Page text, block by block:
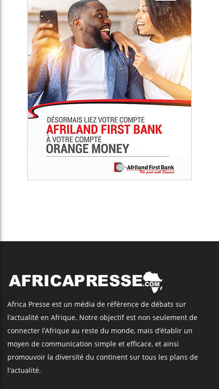
Africa Presse est un média de référence de débats sur
l’actualité en Afrique. Notre objectif est non seulement de
connecter l’Afrique au reste du monde, mais d’établir un
moyen de communication simple et efficace, et ainsi
promouvoir la diversité du continent sur tous les plans de
l'actualité.